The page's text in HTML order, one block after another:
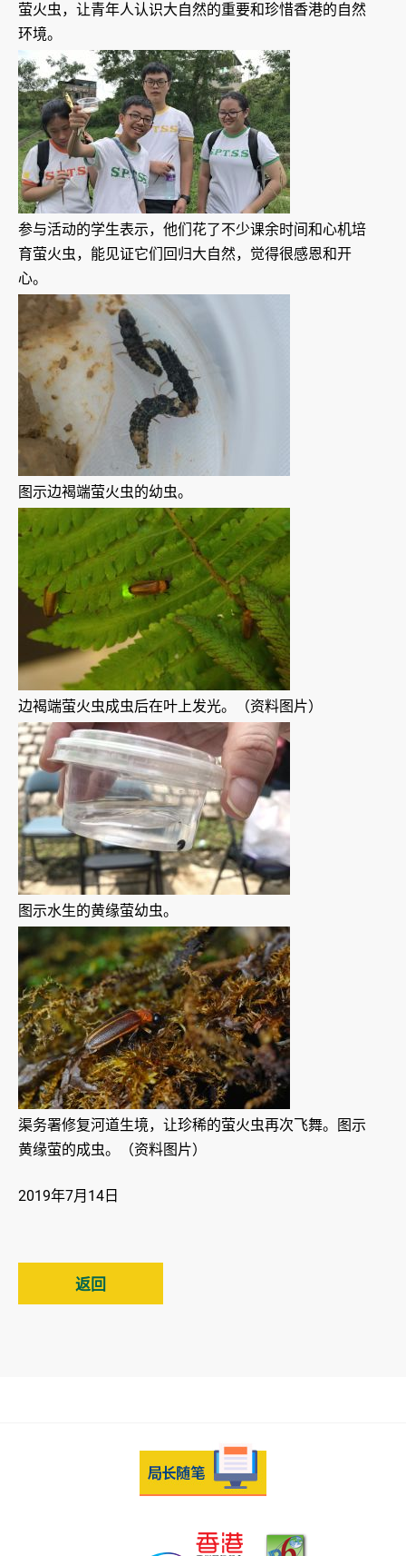
萤火虫，让青年人认识大自然的重要和珍惜香港的自然
环境。
参与活动的学生表示，他们花了不少课余时间和心机培
育萤火虫，能见证它们回归大自然，觉得很感恩和开
心。
图示边褐端萤火虫的幼虫。
边褐端萤火虫成虫后在叶上发光。（资料图片）
图示水生的黄缘萤幼虫。
渠务署修复河道生境，让珍稀的萤火虫再次飞舞。图示
黄缘萤的成虫。（资料图片）
2019年7月14日
返回